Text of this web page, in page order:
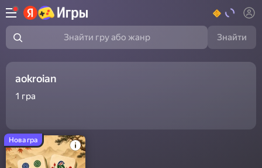
Знайти гру або жанр Знайти
aokroian
1 гра
Нова гра